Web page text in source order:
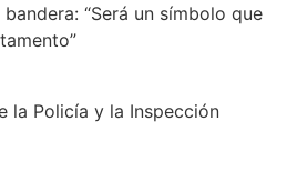
“Será un símbolo que
la Policía y la Inspección